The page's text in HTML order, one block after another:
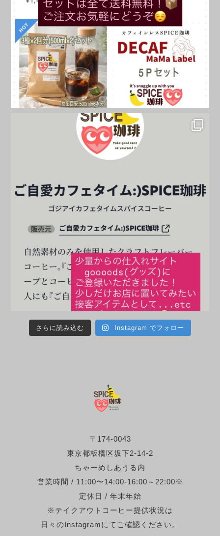
〒174-0043
東京都板橋区坂下2-14-2
ちゃーめしあうる内
営業時間 / 11:00〜14:00-16:00～22:00※
定休日 / 年末年始
※テイクアウトコーヒー提供状況は
日々のInstagramにてご確認ください。
さらに読み込む Instagram でフォロー